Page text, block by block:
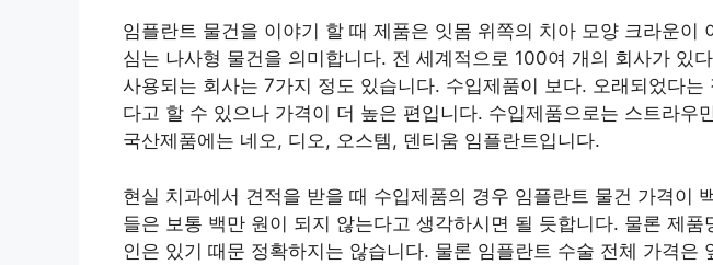
임플란트 물건을 이야기 할 때 제품은 잇몸 위쪽의 치아 모양 크라운이
심는 나사형 물건을 의미합니다. 전 세계적으로 100여 개의 회사가 있
사용되는 회사는 7가지 정도 있습니다. 수입제품이 보다. 오래되었다는
다고 할 수 있으나 가격이 더 높은 편입니다. 수입제품으로는 스트라우
국산제품에는 네오, 디오, 오스템, 덴티움 임플란트입니다.
현실 치과에서 견적을 받을 때 수입제품의 경우 임플란트 물건 가격이
들은 보통 백만 원이 되지 않는다고 생각하시면 될 듯합니다. 물론 제
인은 있기 때문 정확하지는 않습니다. 물론 임플란트 수술 전체 가격은